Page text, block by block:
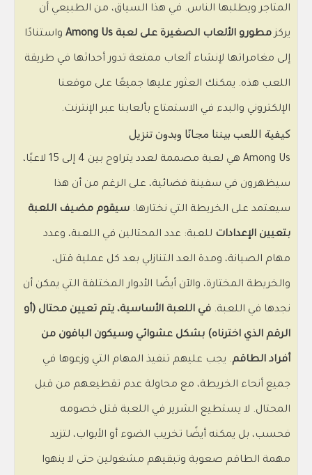
المتاجر ويطلبها الناس. في هذا السياق، من الطبيعي أن
يركزمطورو الألعاب الصغيرة على لعبة Among Us واستنادًا
إلى مغامراتها لإنشاء ألعاب ممتعة تدور أحداثها في طريقة
اللعب هذه. يمكنك العثور عليها جميعًا على موقعنا
الإلكتروني والبدء في الاستمتاع بألعابنا عبر الإنترنت.
كيفية اللعب بيننا مجانًا وبدون تنزيل
Among Us هي لعبة مصممة لعدد يتراوح بين 4 إلى 15 لاعبًا،
سيظهرون في سفينة فضائية، على الرغم من أن هذا
سيعتمد على الخريطة التي نختارها. سيقوم مضيف اللعبة
بتعيين الإعدادات للعبة: عدد المحتالين في اللعبة، وعدد
مهام الصيانة، ومدة العد التنازلي بعد كل عملية قتل،
والخريطة المختارة، والآن أيضًا الأدوار المختلفة التي يمكن أن
نجدها في اللعبة. في اللعبة الأساسية، يتم تعيين محتال (أو
الرقم الذي اخترناه) بشكل عشوائي وسيكون الباقون من
أفراد الطاقم. يجب عليهم تنفيذ المهام التي وزعوها في
جميع أنحاء الخريطة، مع محاولة عدم تقطيعهم من قبل
المحتال. لا يستطيع الشرير في اللعبة قتل خصومه
فحسب، بل يمكنه أيضًا تخريب الضوء أو الأبواب، لتزيد
مهمة الطاقم صعوبة وتبقيهم مشغولين حتى لا ينهوا